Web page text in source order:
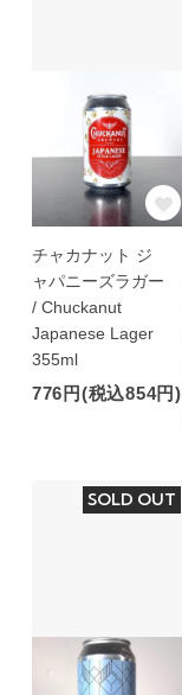
チャカナット ジ
ャパニーズラガー
/ Chuckanut
Japanese Lager
355ml
776円(税込854円)
SOLD OUT